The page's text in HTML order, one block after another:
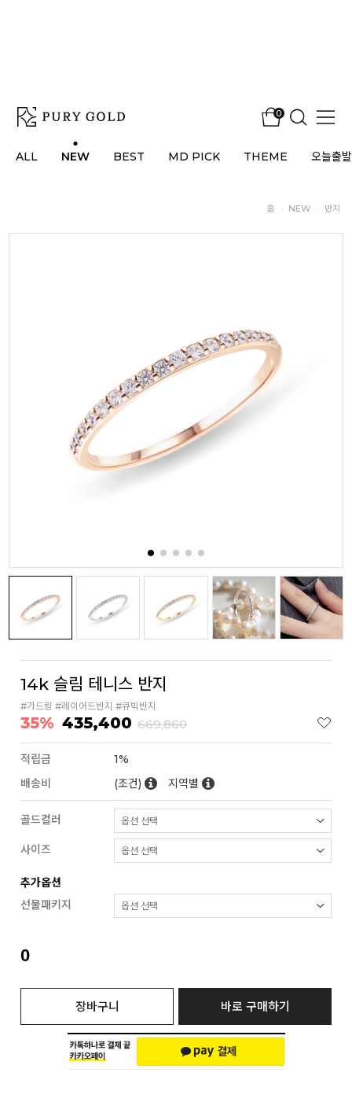
0
ALL NEW BEST MD PICK THEME 오늘출발
홈 · NEW · 반지
14k 슬림 테니스 반지
#가드링 #레이어드반지 #큐빅반지
35% 435,400 669,860
적립금
1%
배송비
(조건) 지역별
골드컬러
사이즈
추가옵션
선물패키지
0
장바구니 바로 구매하기